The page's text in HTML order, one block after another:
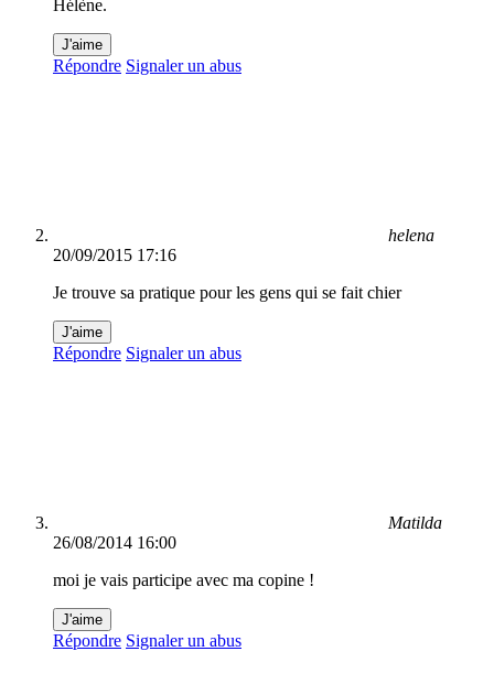
Hélène.
J'aime
Répondre Signaler un abus
helena
20/09/2015 17:16
Je trouve sa pratique pour les gens qui se fait chier
J'aime
Répondre Signaler un abus
Matilda
26/08/2014 16:00
moi je vais participe avec ma copine !
J'aime
Répondre Signaler un abus